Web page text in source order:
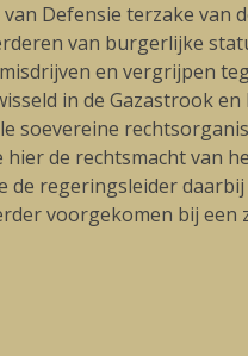
Defensie terzake van
van burgerlijke
en vergrijpen
in de Gazastrook en
soevereine
hier de rechtsmacht van
regeringsleider
voorgekomen bij een